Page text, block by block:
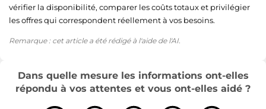
vérifier la disponibilité, comparer les coûts totaux et privilégier
les offres qui correspondent réellement à vos besoins.
Remarque : cet article a été rédigé à l'aide de l'AI.
Dans quelle mesure les informations ont-elles
répondu à vos attentes et vous ont-elles aidé ?